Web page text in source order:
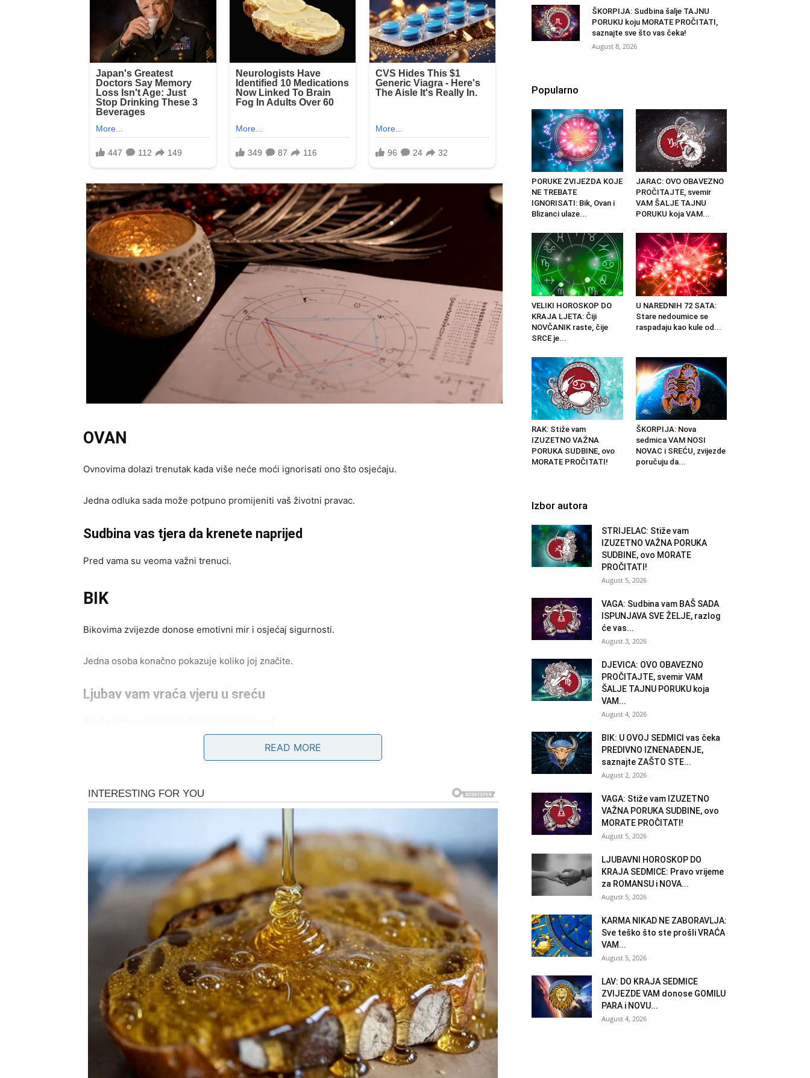
OVAN
Ovnovima dolazi trenutak kada više neće moći ignorisati ono što osjećaju.
Jedna odluka sada može potpuno promijeniti vaš životni pravac.
Sudbina vas tjera da krenete naprijed
Pred vama su veoma važni trenuci.
BIK
Bikovima zvijezde donose emotivni mir i osjećaj sigurnosti.
Jedna osoba konačno pokazuje koliko joj značite.
Ljubav vam vraća vjeru u sreću
Zvijezde vam donose neočekivanu vijest ili razgovor koji mijenja mnogo toga.
Moguće je poznanstvo koje vam potpuno mijenja raspoloženje.
Ništa više neće biti isto
Pred vama su veoma zanimljivi trenuci.
Rakovi su među najvećim miljenicima sudbine u ovom periodu.
Poslije mnogo tuge dolazi osoba ili događaj koji vam vraća vjeru da sreća ipak postoji.
Sudbina vam donosi novu nadu
Pred vama su veoma nježni i sudbinski trenuci.
READ MORE
ŠKORPIJA: Sudbina šalje TAJNU
PORUKU koju MORATE PROČITATI,
saznajte sve što vas čeka!
August 8, 2026
Popularno
PORUKE ZVIJEZDA KOJE
NE TREBATE
IGNORISATI: Bik, Ovan i
Blizanci ulaze...
JARAC: OVO OBAVEZNO
PROČITAJTE, svemir
VAM ŠALJE TAJNU
PORUKU koja VAM...
VELIKI HOROSKOP DO
KRAJA LJETA: Čiji
NOVČANIK raste, čije
SRCE je...
U NAREDNIH 72 SATA:
Stare nedoumice se
raspadaju kao kule od...
RAK: Stiže vam
IZUZETNO VAŽNA
PORUKA SUDBINE, ovo
MORATE PROČITATI!
ŠKORPIJA: Nova
sedmica VAM NOSI
NOVAC i SREĆU, zvijezde
poručuju da...
Izbor autora
STRIJELAC: Stiže vam
IZUZETNO VAŽNA PORUKA
SUDBINE, ovo MORATE
PROČITATI!
August 5, 2026
VAGA: Sudbina vam BAŠ SADA
ISPUNJAVA SVE ŽELJE, razlog
će vas...
August 3, 2026
DJEVICA: OVO OBAVEZNO
PROČITAJTE, svemir VAM
ŠALJE TAJNU PORUKU koja
VAM...
August 4, 2026
BIK: U OVOJ SEDMICI vas čeka
PREDIVNO IZNENAĐENJE,
saznajte ZAŠTO STE...
August 2, 2026
VAGA: Stiže vam IZUZETNO
VAŽNA PORUKA SUDBINE, ovo
MORATE PROČITATI!
August 5, 2026
LJUBAVNI HOROSKOP DO
KRAJA SEDMICE: Pravo vrijeme
za ROMANSU i NOVA...
August 5, 2026
KARMA NIKAD NE ZABORAVLJA:
Sve teško što ste prošli VRAĆA
VAM...
August 5, 2026
LAV: DO KRAJA SEDMICE
ZVIJEZDE VAM donose GOMILU
PARA i NOVU...
August 4, 2026